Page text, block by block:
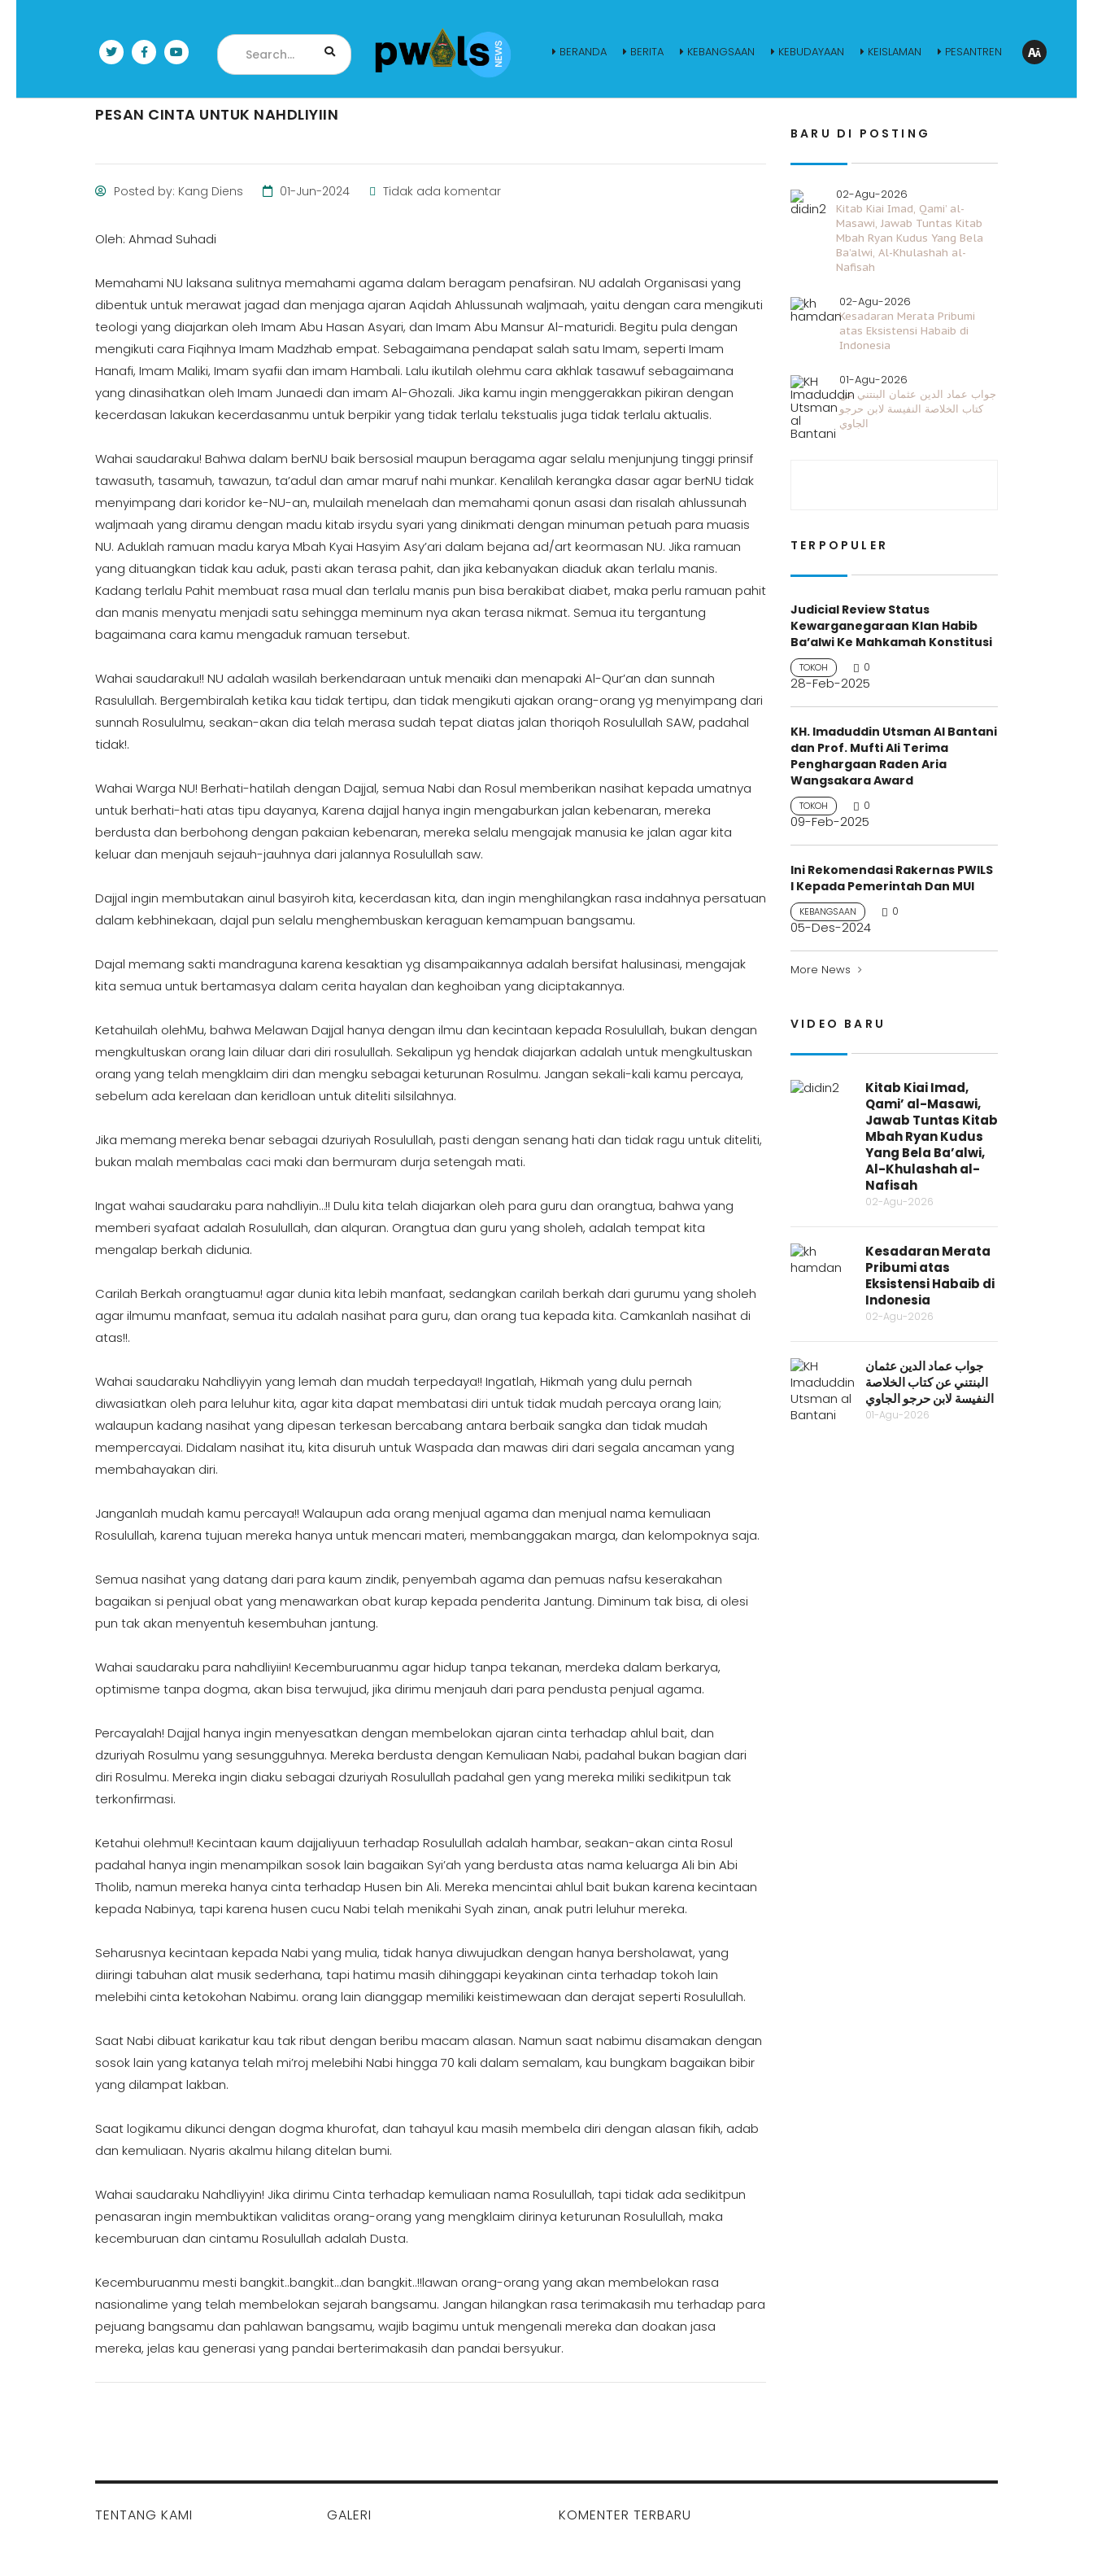
BERANDA BERITA KEBANGSAAN KEBUDAYAAN KEISLAMAN PESANTREN
PESAN CINTA UNTUK NAHDLIYIIN
Posted by: Kang Diens 01-Jun-2024 Tidak ada komentar
Oleh: Ahmad Suhadi
Memahami NU laksana sulitnya memahami agama dalam beragam penafsiran. NU adalah Organisasi yang
dibentuk untuk merawat jagad dan menjaga ajaran Aqidah Ahlussunah waljmaah, yaitu dengan cara mengikuti
teologi yang diajarkan oleh Imam Abu Hasan Asyari, dan Imam Abu Mansur Al-maturidi. Begitu pula dengan
mengikuti cara Fiqihnya Imam Madzhab empat. Sebagaimana pendapat salah satu Imam, seperti Imam
Hanafi, Imam Maliki, Imam syafii dan imam Hambali. Lalu ikutilah olehmu cara akhlak tasawuf sebagaimana
yang dinasihatkan oleh Imam Junaedi dan imam Al-Ghozali. Jika kamu ingin menggerakkan pikiran dengan
kecerdasan lakukan kecerdasanmu untuk berpikir yang tidak terlalu tekstualis juga tidak terlalu aktualis.
Wahai saudaraku! Bahwa dalam berNU baik bersosial maupun beragama agar selalu menjunjung tinggi prinsif
tawasuth, tasamuh, tawazun, ta’adul dan amar maruf nahi munkar. Kenalilah kerangka dasar agar berNU tidak
menyimpang dari koridor ke-NU-an, mulailah menelaah dan memahami qonun asasi dan risalah ahlussunah
waljmaah yang diramu dengan madu kitab irsydu syari yang dinikmati dengan minuman petuah para muasis
NU. Aduklah ramuan madu karya Mbah Kyai Hasyim Asy’ari dalam bejana ad/art keormasan NU. Jika ramuan
yang dituangkan tidak kau aduk, pasti akan terasa pahit, dan jika kebanyakan diaduk akan terlalu manis.
Kadang terlalu Pahit membuat rasa mual dan terlalu manis pun bisa berakibat diabet, maka perlu ramuan pahit
dan manis menyatu menjadi satu sehingga meminum nya akan terasa nikmat. Semua itu tergantung
bagaimana cara kamu mengaduk ramuan tersebut.
Wahai saudaraku!! NU adalah wasilah berkendaraan untuk menaiki dan menapaki Al-Qur’an dan sunnah
Rasulullah. Bergembiralah ketika kau tidak tertipu, dan tidak mengikuti ajakan orang-orang yg menyimpang dari
sunnah Rosululmu, seakan-akan dia telah merasa sudah tepat diatas jalan thoriqoh Rosulullah SAW, padahal
tidak!.
Wahai Warga NU! Berhati-hatilah dengan Dajjal, semua Nabi dan Rosul memberikan nasihat kepada umatnya
untuk berhati-hati atas tipu dayanya, Karena dajjal hanya ingin mengaburkan jalan kebenaran, mereka
berdusta dan berbohong dengan pakaian kebenaran, mereka selalu mengajak manusia ke jalan agar kita
keluar dan menjauh sejauh-jauhnya dari jalannya Rosulullah saw.
Dajjal ingin membutakan ainul basyiroh kita, kecerdasan kita, dan ingin menghilangkan rasa indahnya persatuan
dalam kebhinekaan, dajal pun selalu menghembuskan keraguan kemampuan bangsamu.
Dajal memang sakti mandraguna karena kesaktian yg disampaikannya adalah bersifat halusinasi, mengajak
kita semua untuk bertamasya dalam cerita hayalan dan keghoiban yang diciptakannya.
Ketahuilah olehMu, bahwa Melawan Dajjal hanya dengan ilmu dan kecintaan kepada Rosulullah, bukan dengan
mengkultuskan orang lain diluar dari diri rosulullah. Sekalipun yg hendak diajarkan adalah untuk mengkultuskan
orang yang telah mengklaim diri dan mengku sebagai keturunan Rosulmu. Jangan sekali-kali kamu percaya,
sebelum ada kerelaan dan keridloan untuk diteliti silsilahnya.
Jika memang mereka benar sebagai dzuriyah Rosulullah, pasti dengan senang hati dan tidak ragu untuk diteliti,
bukan malah membalas caci maki dan bermuram durja setengah mati.
Ingat wahai saudaraku para nahdliyin…!! Dulu kita telah diajarkan oleh para guru dan orangtua, bahwa yang
memberi syafaat adalah Rosulullah, dan alquran. Orangtua dan guru yang sholeh, adalah tempat kita
mengalap berkah didunia.
Carilah Berkah orangtuamu! agar dunia kita lebih manfaat, sedangkan carilah berkah dari gurumu yang sholeh
agar ilmumu manfaat, semua itu adalah nasihat para guru, dan orang tua kepada kita. Camkanlah nasihat di
atas!!.
Wahai saudaraku Nahdliyyin yang lemah dan mudah terpedaya!! Ingatlah, Hikmah yang dulu pernah
diwasiatkan oleh para leluhur kita, agar kita dapat membatasi diri untuk tidak mudah percaya orang lain;
walaupun kadang nasihat yang dipesan terkesan bercabang antara berbaik sangka dan tidak mudah
mempercayai. Didalam nasihat itu, kita disuruh untuk Waspada dan mawas diri dari segala ancaman yang
membahayakan diri.
Janganlah mudah kamu percaya!! Walaupun ada orang menjual agama dan menjual nama kemuliaan
Rosulullah, karena tujuan mereka hanya untuk mencari materi, membanggakan marga, dan kelompoknya saja.
Semua nasihat yang datang dari para kaum zindik, penyembah agama dan pemuas nafsu keserakahan
bagaikan si penjual obat yang menawarkan obat kurap kepada penderita Jantung. Diminum tak bisa, di olesi
pun tak akan menyentuh kesembuhan jantung.
Wahai saudaraku para nahdliyiin! Kecemburuanmu agar hidup tanpa tekanan, merdeka dalam berkarya,
optimisme tanpa dogma, akan bisa terwujud, jika dirimu menjauh dari para pendusta penjual agama.
Percayalah! Dajjal hanya ingin menyesatkan dengan membelokan ajaran cinta terhadap ahlul bait, dan
dzuriyah Rosulmu yang sesungguhnya. Mereka berdusta dengan Kemuliaan Nabi, padahal bukan bagian dari
diri Rosulmu. Mereka ingin diaku sebagai dzuriyah Rosulullah padahal gen yang mereka miliki sedikitpun tak
terkonfirmasi.
Ketahui olehmu!! Kecintaan kaum dajjaliyuun terhadap Rosulullah adalah hambar, seakan-akan cinta Rosul
padahal hanya ingin menampilkan sosok lain bagaikan Syi’ah yang berdusta atas nama keluarga Ali bin Abi
Tholib, namun mereka hanya cinta terhadap Husen bin Ali. Mereka mencintai ahlul bait bukan karena kecintaan
kepada Nabinya, tapi karena husen cucu Nabi telah menikahi Syah zinan, anak putri leluhur mereka.
Seharusnya kecintaan kepada Nabi yang mulia, tidak hanya diwujudkan dengan hanya bersholawat, yang
diiringi tabuhan alat musik sederhana, tapi hatimu masih dihinggapi keyakinan cinta terhadap tokoh lain
melebihi cinta ketokohan Nabimu. orang lain dianggap memiliki keistimewaan dan derajat seperti Rosulullah.
Saat Nabi dibuat karikatur kau tak ribut dengan beribu macam alasan. Namun saat nabimu disamakan dengan
sosok lain yang katanya telah mi’roj melebihi Nabi hingga 70 kali dalam semalam, kau bungkam bagaikan bibir
yang dilampat lakban.
Saat logikamu dikunci dengan dogma khurofat, dan tahayul kau masih membela diri dengan alasan fikih, adab
dan kemuliaan. Nyaris akalmu hilang ditelan bumi.
Wahai saudaraku Nahdliyyin! Jika dirimu Cinta terhadap kemuliaan nama Rosulullah, tapi tidak ada sedikitpun
penasaran ingin membuktikan validitas orang-orang yang mengklaim dirinya keturunan Rosulullah, maka
kecemburuan dan cintamu Rosulullah adalah Dusta.
Kecemburuanmu mesti bangkit..bangkit…dan bangkit..!!lawan orang-orang yang akan membelokan rasa
nasionalime yang telah membelokan sejarah bangsamu. Jangan hilangkan rasa terimakasih mu terhadap para
pejuang bangsamu dan pahlawan bangsamu, wajib bagimu untuk mengenali mereka dan doakan jasa
mereka, jelas kau generasi yang pandai berterimakasih dan pandai bersyukur.
BARU DI POSTING
Kitab Kiai Imad, Qami’ al-
Masawi, Jawab Tuntas Kitab
Mbah Ryan Kudus Yang Bela
Ba’alwi, Al-Khulashah al-
Nafisah
02-Agu-2026
Kesadaran Merata Pribumi
atas Eksistensi Habaib di
Indonesia
02-Agu-2026
جواب عماد الدين عثمان البنتني عن
كتاب الخلاصة النفيسة لابن حرجو
الجاوي
01-Agu-2026
TERPOPULER
Judicial Review Status
Kewarganegaraan Klan Habib
Ba’alwi Ke Mahkamah Konstitusi
TOKOH 0
28-Feb-2025
KH. Imaduddin Utsman Al Bantani
dan Prof. Mufti Ali Terima
Penghargaan Raden Aria
Wangsakara Award
TOKOH 0
09-Feb-2025
Ini Rekomendasi Rakernas PWILS
I Kepada Pemerintah Dan MUI
KEBANGSAAN 0
05-Des-2024
More News
VIDEO BARU
Kitab Kiai Imad,
Qami’ al-Masawi,
Jawab Tuntas Kitab
Mbah Ryan Kudus
Yang Bela Ba’alwi,
Al-Khulashah al-
Nafisah
02-Agu-2026
Kesadaran Merata
Pribumi atas
Eksistensi Habaib di
Indonesia
02-Agu-2026
جواب عماد الدين عثمان
البنتني عن كتاب الخلاصة
النفيسة لابن حرجو الجاوي
01-Agu-2026
TENTANG KAMI GALERI KOMENTER TERBARU